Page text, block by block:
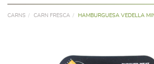
CARNS CARN FRESCA HAMBURGUESA VEDELLA